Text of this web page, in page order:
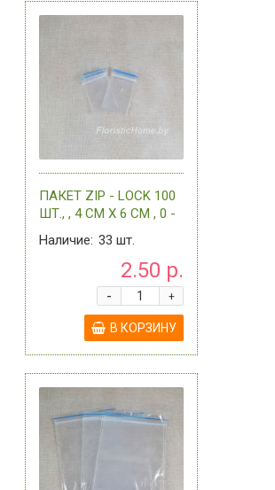
ПАКЕТ ZIP - LOCK 100
ШТ., , 4 СМ Х 6 СМ , 0 -
В АССОРТИМЕНТЕ
Наличие: 33 шт.
2.50 р.
+
-
В КОРЗИНУ